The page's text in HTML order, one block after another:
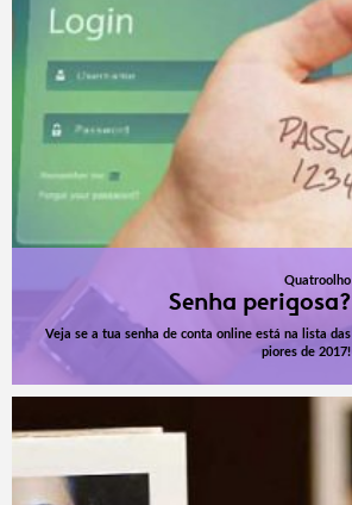
Quatroolho
Senha perigosa?
Veja se a tua senha de conta online está na lista das
piores de 2017!